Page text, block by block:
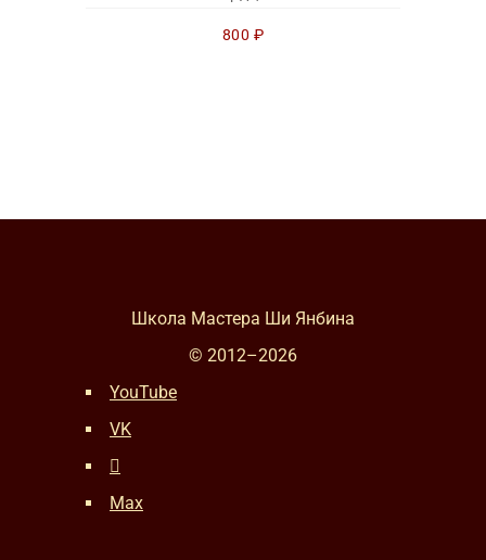
800 ₽
Школа Мастера Ши Янбина
© 2012–2026
YouTube
VK
Max